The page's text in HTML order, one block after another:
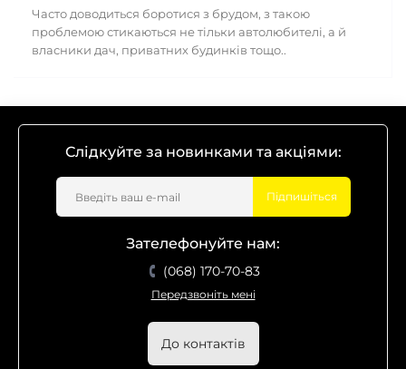
Часто доводиться боротися з брудом, з такою
проблемою стикаються не тільки автолюбителі, а й
власники дач, приватних будинків тощо..
Слідкуйте за новинками та акціями:
Підпишіться
Зателефонуйте нам:
(068) 170-70-83
Передзвоніть мені
До контактів